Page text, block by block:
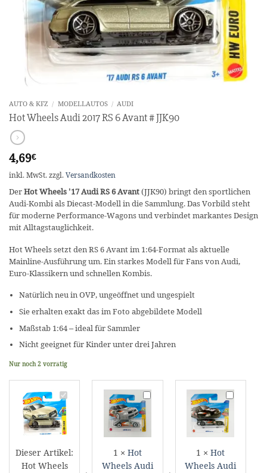
AUTO & KFZ / MODELLAUTOS / AUDI
Hot Wheels Audi 2017 RS 6 Avant # JJK90
4,69€
inkl. MwSt. zzgl. Versandkosten
DerHot Wheels ’17 Audi RS 6 Avant(JJK90) bringt den sportlichen
Audi-Kombi als Diecast-Modell in die Sammlung. Das Vorbild steht
für moderne Performance-Wagons und verbindet markantes Design
mit Alltagstauglichkeit.
Hot Wheels setzt den RS 6 Avant im 1:64-Format als aktuelle
Mainline-Ausführung um. Ein starkes Modell für Fans von Audi,
Euro-Klassikern und schnellen Kombis.
Natürlich neu in OVP, ungeöffnet und ungespielt
Sie erhalten exakt das im Foto abgebildete Modell
Maßstab 1:64 – ideal für Sammler
Nicht geeignet für Kinder unter drei Jahren
Nur noch 2 vorrätig
Hot
Wheels
Audi
2017
6
Avant
Dieser Artikel:
Hot Wheels
Hot
Wheels
Audi
90
#
JBB20
1 × Hot
Wheels Audi
Hot
Wheels
Audi
90
#
JBC04
1 ×Hot
Wheels Audi